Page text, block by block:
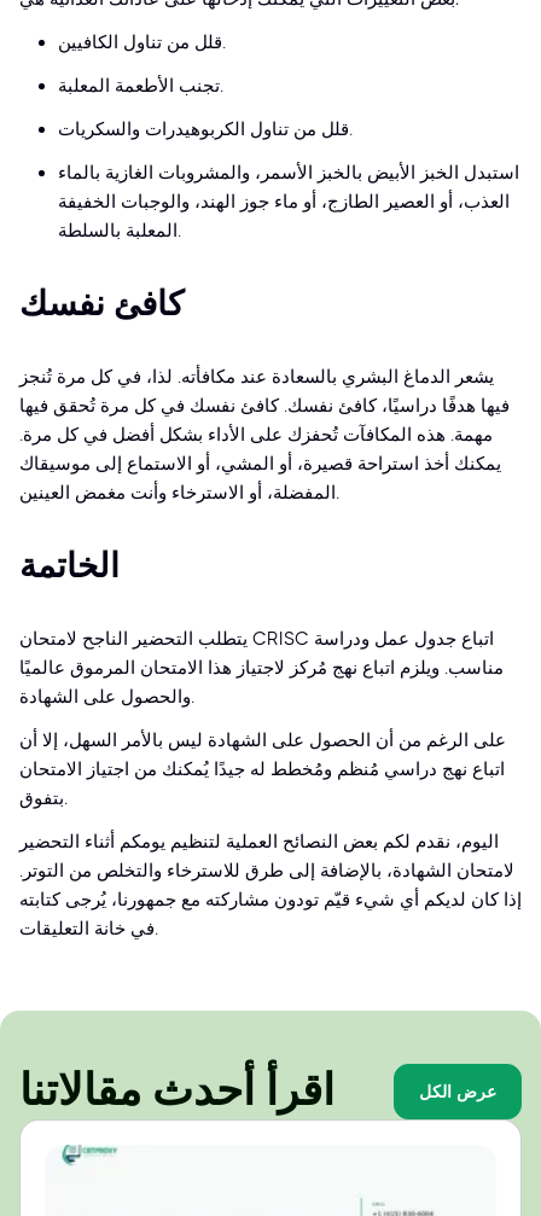
قلل من تناول الكافيين.
تجنب الأطعمة المعلبة.
قلل من تناول الكربوهيدرات والسكريات.
استبدل الخبز الأبيض بالخبز الأسمر، والمشروبات الغازية بالماء
العذب، أو العصير الطازج، أو ماء جوز الهند، والوجبات الخفيفة
المعلبة بالسلطة.
كافئ نفسك
يشعر الدماغ البشري بالسعادة عند مكافأته. لذا، في كل مرة تُنجز
فيها هدفًا دراسيًا، كافئ نفسك. كافئ نفسك في كل مرة تُحقق فيها
مهمة. هذه المكافآت تُحفزك على الأداء بشكل أفضل في كل مرة.
يمكنك أخذ استراحة قصيرة، أو المشي، أو الاستماع إلى موسيقاك
المفضلة، أو الاسترخاء وأنت مغمض العينين.
الخاتمة
يتطلب التحضير الناجح لامتحان CRISC اتباع جدول عمل ودراسة
مناسب. ويلزم اتباع نهج مُركز لاجتياز هذا الامتحان المرموق عالميًا
والحصول على الشهادة.
على الرغم من أن الحصول على الشهادة ليس بالأمر السهل، إلا أن
اتباع نهج دراسي مُنظم ومُخطط له جيدًا يُمكنك من اجتياز الامتحان
بتفوق.
اليوم، نقدم لكم بعض النصائح العملية لتنظيم يومكم أثناء التحضير
لامتحان الشهادة، بالإضافة إلى طرق للاسترخاء والتخلص من التوتر.
إذا كان لديكم أي شيء قيّم تودون مشاركته مع جمهورنا، يُرجى كتابته
في خانة التعليقات.
اقرأ أحدث مقالاتنا عرض الكل